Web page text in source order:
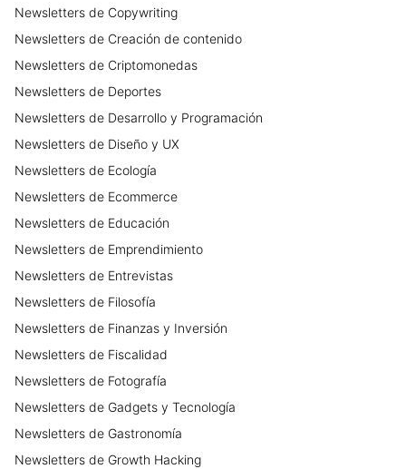
trabajo y negocio.
Newsletters de Copywriting
Newsletters de Creación de contenido
Newsletters de Criptomonedas
Newsletters de Deportes
Newsletters de Desarrollo y Programación
Newsletters de Diseño y UX
Newsletters de Ecología
Newsletters de Ecommerce
Newsletters de Educación
Newsletters de Emprendimiento
Newsletters de Entrevistas
Newsletters de Filosofía
Newsletters de Finanzas y Inversión
Newsletters de Fiscalidad
Newsletters de Fotografía
Newsletters de Gadgets y Tecnología
Newsletters de Gastronomía
Newsletters de Growth Hacking